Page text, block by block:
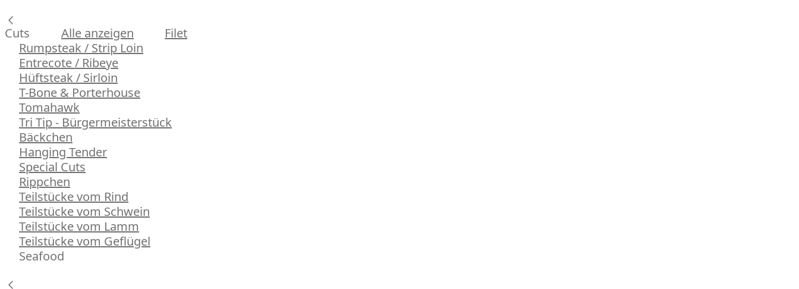
Cuts Alle anzeigen
Filet
Rumpsteak / Strip Loin
Entrecote / Ribeye
Hüftsteak / Sirloin
T-Bone & Porterhouse
Tomahawk
Tri Tip - Bürgermeisterstück
Bäckchen
Hanging Tender
Special Cuts
Rippchen
Teilstücke vom Rind
Teilstücke vom Schwein
Teilstücke vom Lamm
Teilstücke vom Geflügel
Seafood